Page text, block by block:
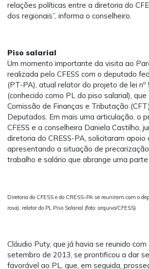
relações políticas entre a diretoria do
dos regionais”, informa o conselheiro.
Piso salarial
Um momento importante da visita ao
realizada pelo CFESS com o deputado
(PT-PA), atual relator do projeto de lei nº
(conhecido como PL do piso salarial),
Comissão de Finanças e Tributação
Deputados. Em mais uma articulação, o
CFESS e a conselheira Daniela Castilho,
diretoria do CRESS-PA, solicitaram apoio
apresentando a situação de
trabalho e salário que abrange uma
Diretoria do CFESS e do CRESS-PA se reuniram com o
rosa), relator do PL Piso Salarial (foto: arquivo/CFESS)
Cláudio Puty, que já havia se reunido com
setembro de 2013, se prontificou a dar
favorável ao PL, que, em seguida,